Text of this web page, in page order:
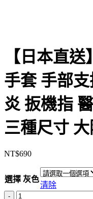
【日本直
手套 手部
炎 扳機指
三種尺寸
NT$690
選擇 灰色
清除
【日